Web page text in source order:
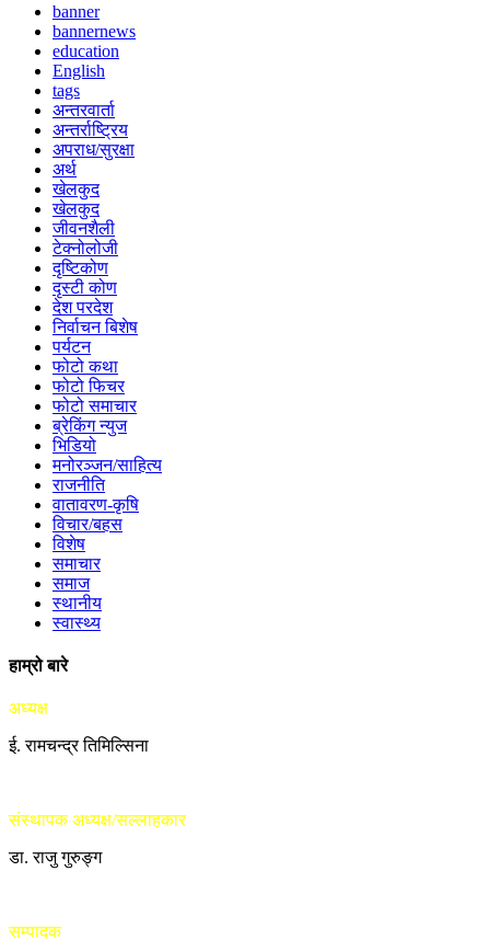
banner
bannernews
education
English
tags
अन्तरवार्ता
अन्तर्राष्ट्रिय
अपराध/सुरक्षा
अर्थ
खेलकुद
खेलकुद
जीवनशैली
टेक्नोलोजी
दृष्टिकोण
दृस्टी कोण
देश परदेश
निर्वाचन बिशेष
पर्यटन
फोटो कथा
फोटो फिचर
फोटो समाचार
ब्रेकिंग न्युज
भिडियो
मनोरञ्जन/साहित्य
राजनीति
वातावरण-कृषि
विचार/बहस
विशेष
समाचार
समाज
स्थानीय
स्वास्थ्य
हाम्रो बारे
अध्यक्ष
ई. रामचन्द्र तिमिल्सिना
संस्थापक अध्यक्ष/सल्लाहकार
डा. राजु गुरुङ्ग
सम्पादक